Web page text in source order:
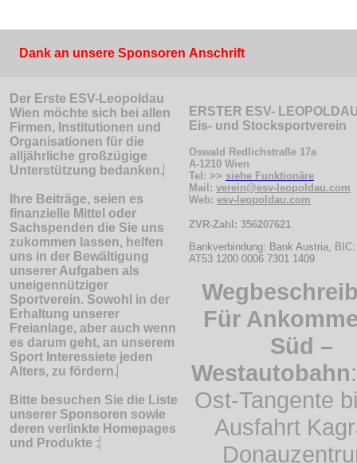
Dank an unsere Sponsoren Anschrift
Der Erste ESV-Leopoldau
Wien möchte sich bei allen
Firmen, Institutionen und
Organisationen für die
alljährliche großzügige
Unterstützung bedanken.
Ihre Beiträge, seien es
finanzielle Mittel oder
Sachspenden die Sie uns
zukommen lassen, helfen
uns in der Bewältigung
unserer Aufgaben als
uneigennütziger
Sportverein. Sowohl in der
Erhaltung unserer
Freianlage, aber auch wenn
es darum geht, an unserem
Sport Interessiete jeden
Alters, zu fördern.
Bitte besuchen Sie die Liste
unserer Sponsoren sowie
deren verlinkte Homepages
und Produkte :
ERSTER ESV-
Eis- und Stocksportverein
Oswald Redlichstraße 17a
A-1210 Wien
Tel: >> siehe Funktionäre
Mail: verein@esv-leopoldau.com
Web: esv-leopoldau.com
ZVR-Zahl: 356207621
Bankverbindung: Bank Austria,
AT53 1200 0006 7301 1409
Für
Süd –
Westautobahn
Ost-Tangente
Ausfahrt